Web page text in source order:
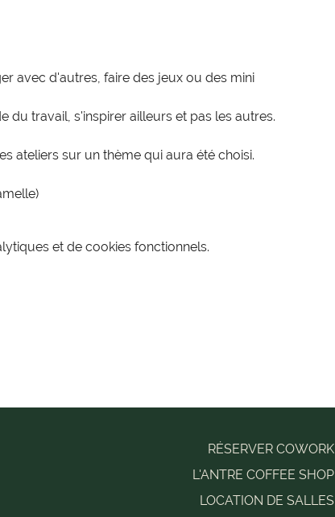
avec d'autres, faire des jeux ou des mini
du travail, s'inspirer ailleurs et pas les autres.
ateliers sur un thème qui aura été choisi.
et de cookies fonctionnels.
RÉSERVER COWORK
L'ANTRE COFFEE SHOP
LOCATION DE SALLES